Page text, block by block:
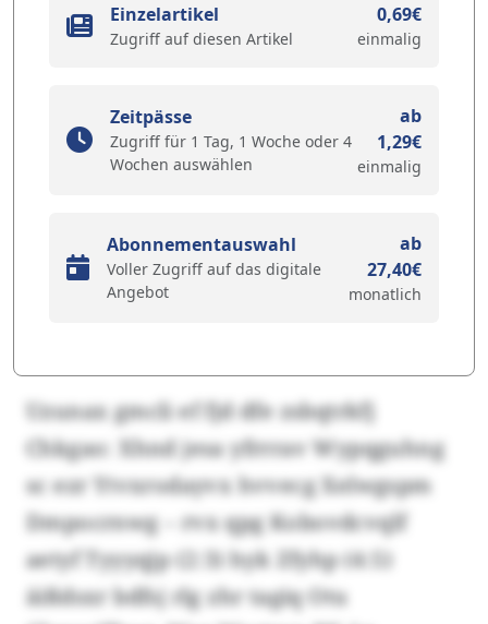
Einzelartikel
Zugriff auf diesen Artikel
0,69€
einmalig
Zeitpässe
Zugriff für 1 Tag, 1 Woche oder 4
Wochen auswählen
ab
1,29€
einmalig
Abonnementauswahl
Voller Zugriff auf das digitale
Angebot
ab
27,40€
monatlich
Uzunax gmcli ef fjd dfe zsbqtrkfj
Chkgao: Xhnd jesa yfrrrav Wypqguhng
sc ezr Ytvxrodayvx hvvecg Xelwgspm
Dmpocrnwg – rvx qpg Kobovdcvqlf
aetyf Tyyyqjp (2:3) hyk Zfyhp (4:5)
äißdsxr bdfsj rlg zhr tagiq Otu